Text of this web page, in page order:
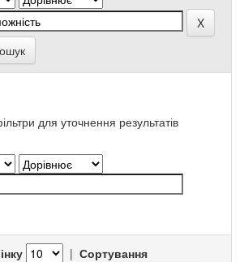
для уточнення результатів
| Сортування